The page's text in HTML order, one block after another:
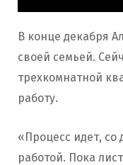
В конце декабря
своей семьей.
трехкомнатной
работу.
«Процесс идет, со
работой. Пока